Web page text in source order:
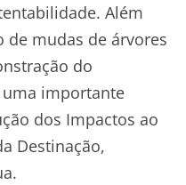
Além
mudas de árvores
do
importante
dos Impactos ao
Destinação,